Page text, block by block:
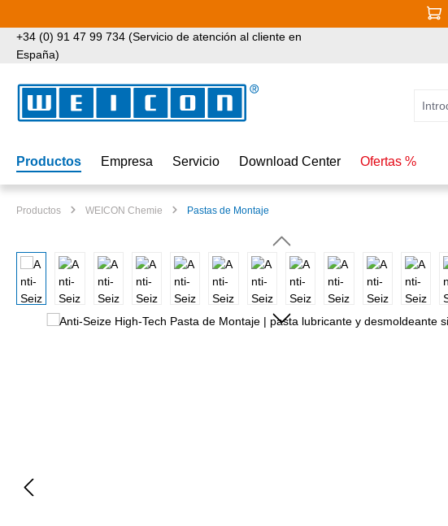
+34 (0) 91 47 99 734 (Servicio de atención al cliente en
España)
Productos Empresa Servicio Download Center Ofertas %
Productos WEICON Chemie Pastas de Montaje
Omitir galería de imágenes